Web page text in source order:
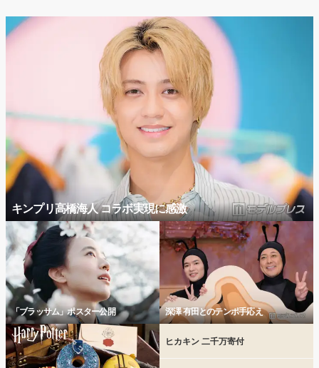
キンプリ高橋海人 コラボ実現に感激
「ブラッサム」ポスター公開 深澤 有田とのテンポ手応え
ヒカキン 二千万寄付